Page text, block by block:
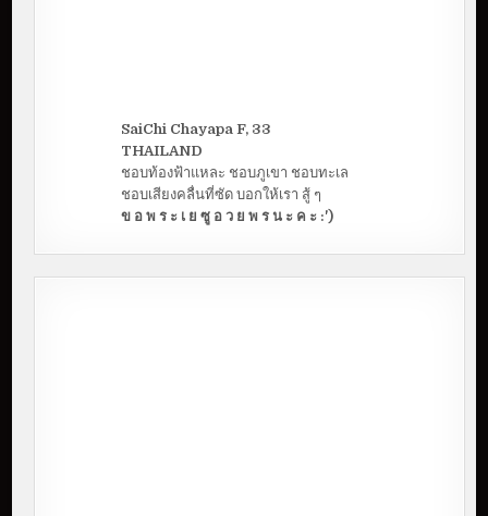
SaiChi Chayapa F, 33
THAILAND
ชอบท้องฟ้าแหละ ชอบภูเขา ชอบทะเล
ชอบเสียงคลื่นที่ซัด บอกให้เรา สู้ ๆ
ข อ พ ร ะ เ ย ซู อ ว ย พ ร น ะ ค ะ :')